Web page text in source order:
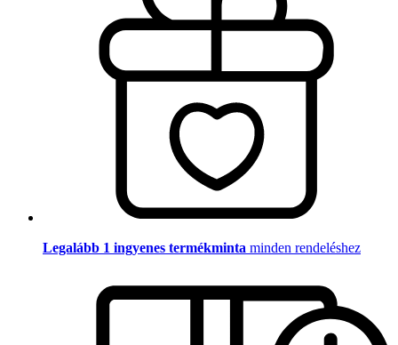
Legalább 1 ingyenes termékminta minden rendeléshez